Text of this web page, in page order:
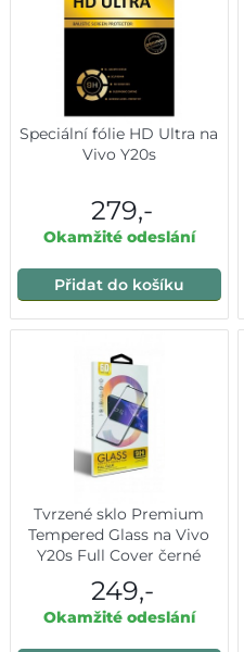
Speciální fólie HD Ultra na
Vivo Y20s
279,-
Okamžité odeslání
Přidat do košíku
Tvrzené sklo Premium
Tempered Glass na Vivo
Y20s Full Cover černé
249,-
Okamžité odeslání